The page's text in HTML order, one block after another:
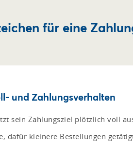
für eine
und Zahlungsverhalten
sein Zahlungsziel plötzlich voll
dafür kleinere Bestellungen